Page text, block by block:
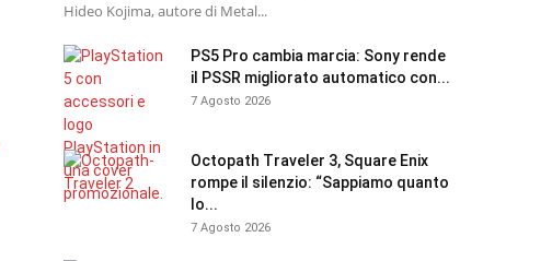
Hideo Kojima, autore di Metal...
PS5 Pro cambia marcia: Sony rende
il PSSR migliorato automatico con...
7 Agosto 2026
Octopath Traveler 3, Square Enix
rompe il silenzio: “Sappiamo quanto
lo...
7 Agosto 2026